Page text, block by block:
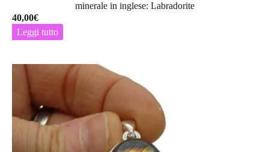
minerale in inglese: Labradorite
40,00€
Leggi tutto